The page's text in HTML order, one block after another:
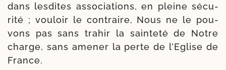
dans les­dites asso­cia­tions, en pleine sécu­
ri­té ; vou­loir le contraire, Nous ne le pou­
vons pas sans tra­hir la sain­te­té de Notre
charge, sans ame­ner la perte de l’Eglise de
France.